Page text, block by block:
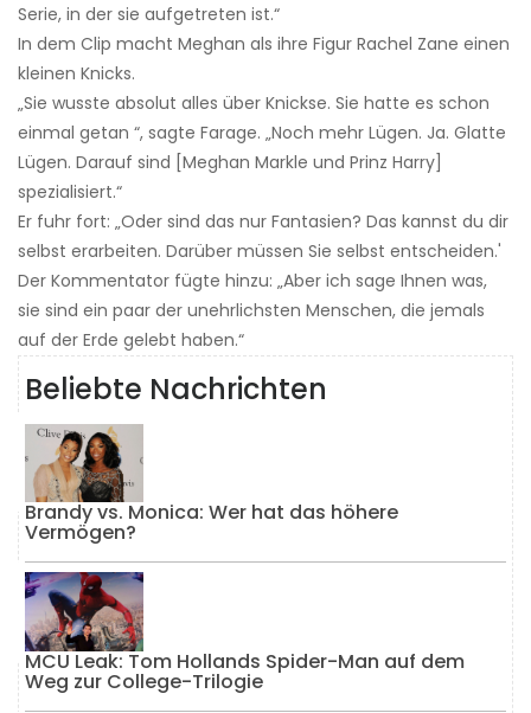
Serie, in der sie aufgetreten ist.“
In dem Clip macht Meghan als ihre Figur Rachel Zane einen
kleinen Knicks.
„Sie wusste absolut alles über Knickse. Sie hatte es schon
einmal getan “, sagte Farage. „Noch mehr Lügen. Ja. Glatte
Lügen. Darauf sind [Meghan Markle und Prinz Harry]
spezialisiert.“
Er fuhr fort: „Oder sind das nur Fantasien? Das kannst du dir
selbst erarbeiten. Darüber müssen Sie selbst entscheiden.'
Der Kommentator fügte hinzu: „Aber ich sage Ihnen was,
sie sind ein paar der unehrlichsten Menschen, die jemals
auf der Erde gelebt haben.“
Beliebte Nachrichten
Brandy vs. Monica: Wer hat das höhere
Vermögen?
MCU Leak: Tom Hollands Spider-Man auf dem
Weg zur College-Trilogie